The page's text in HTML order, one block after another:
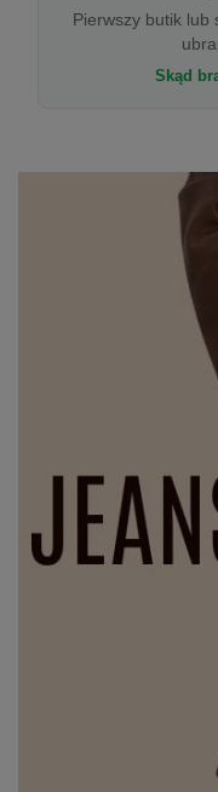
Pierwszy butik lub
Skąd